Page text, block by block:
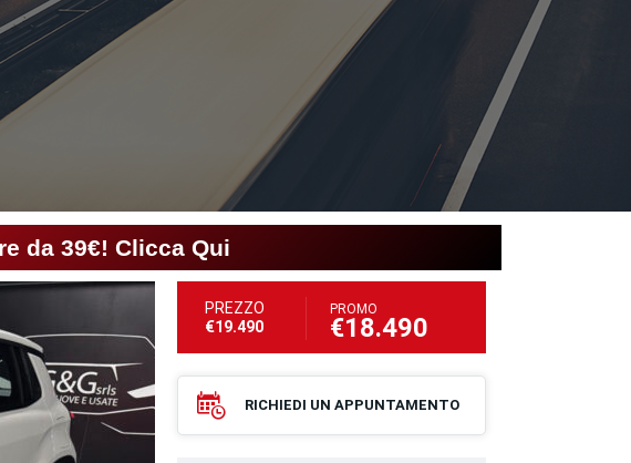
da 39€! Clicca Qui
PREZZO
€19.490
PROMO
€18.490
RICHIEDI UN APPUNTAMENTO